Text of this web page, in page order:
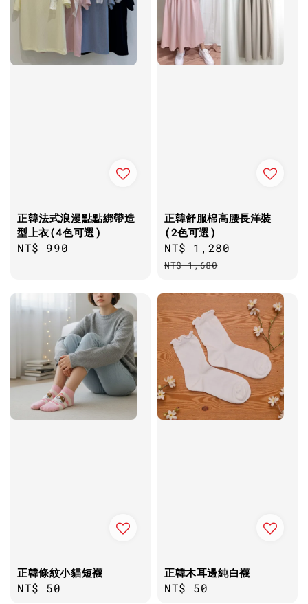
正韓法式浪漫點點綁帶造
型上衣(4色可選)
Regular
NT$ 990
正韓舒服棉高腰長洋裝
(2色可選)
Sale
price
NT$ 1,280
NT$ 1,680
正韓條紋小貓短襪
Regular
NT$ 50
正韓木耳邊純白襪
Regular
NT$ 50